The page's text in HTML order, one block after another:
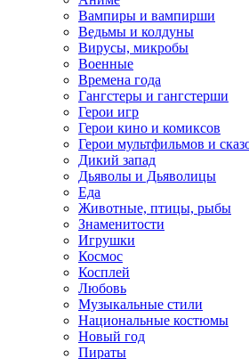
Вампиры и вампирши
Ведьмы и колдуны
Вирусы, микробы
Военные
Времена года
Гангстеры и гангстерши
Герои игр
Герои кино и комиксов
Герои мультфильмов и
Дикий запад
Дьяволы и Дьяволицы
Еда
Животные, птицы, рыбы
Знаменитости
Игрушки
Космос
Косплей
Любовь
Музыкальные стили
Национальные костюмы
Новый год
Пираты